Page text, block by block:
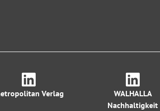
Verlag
WALHALLA
Nachhaltigkeit